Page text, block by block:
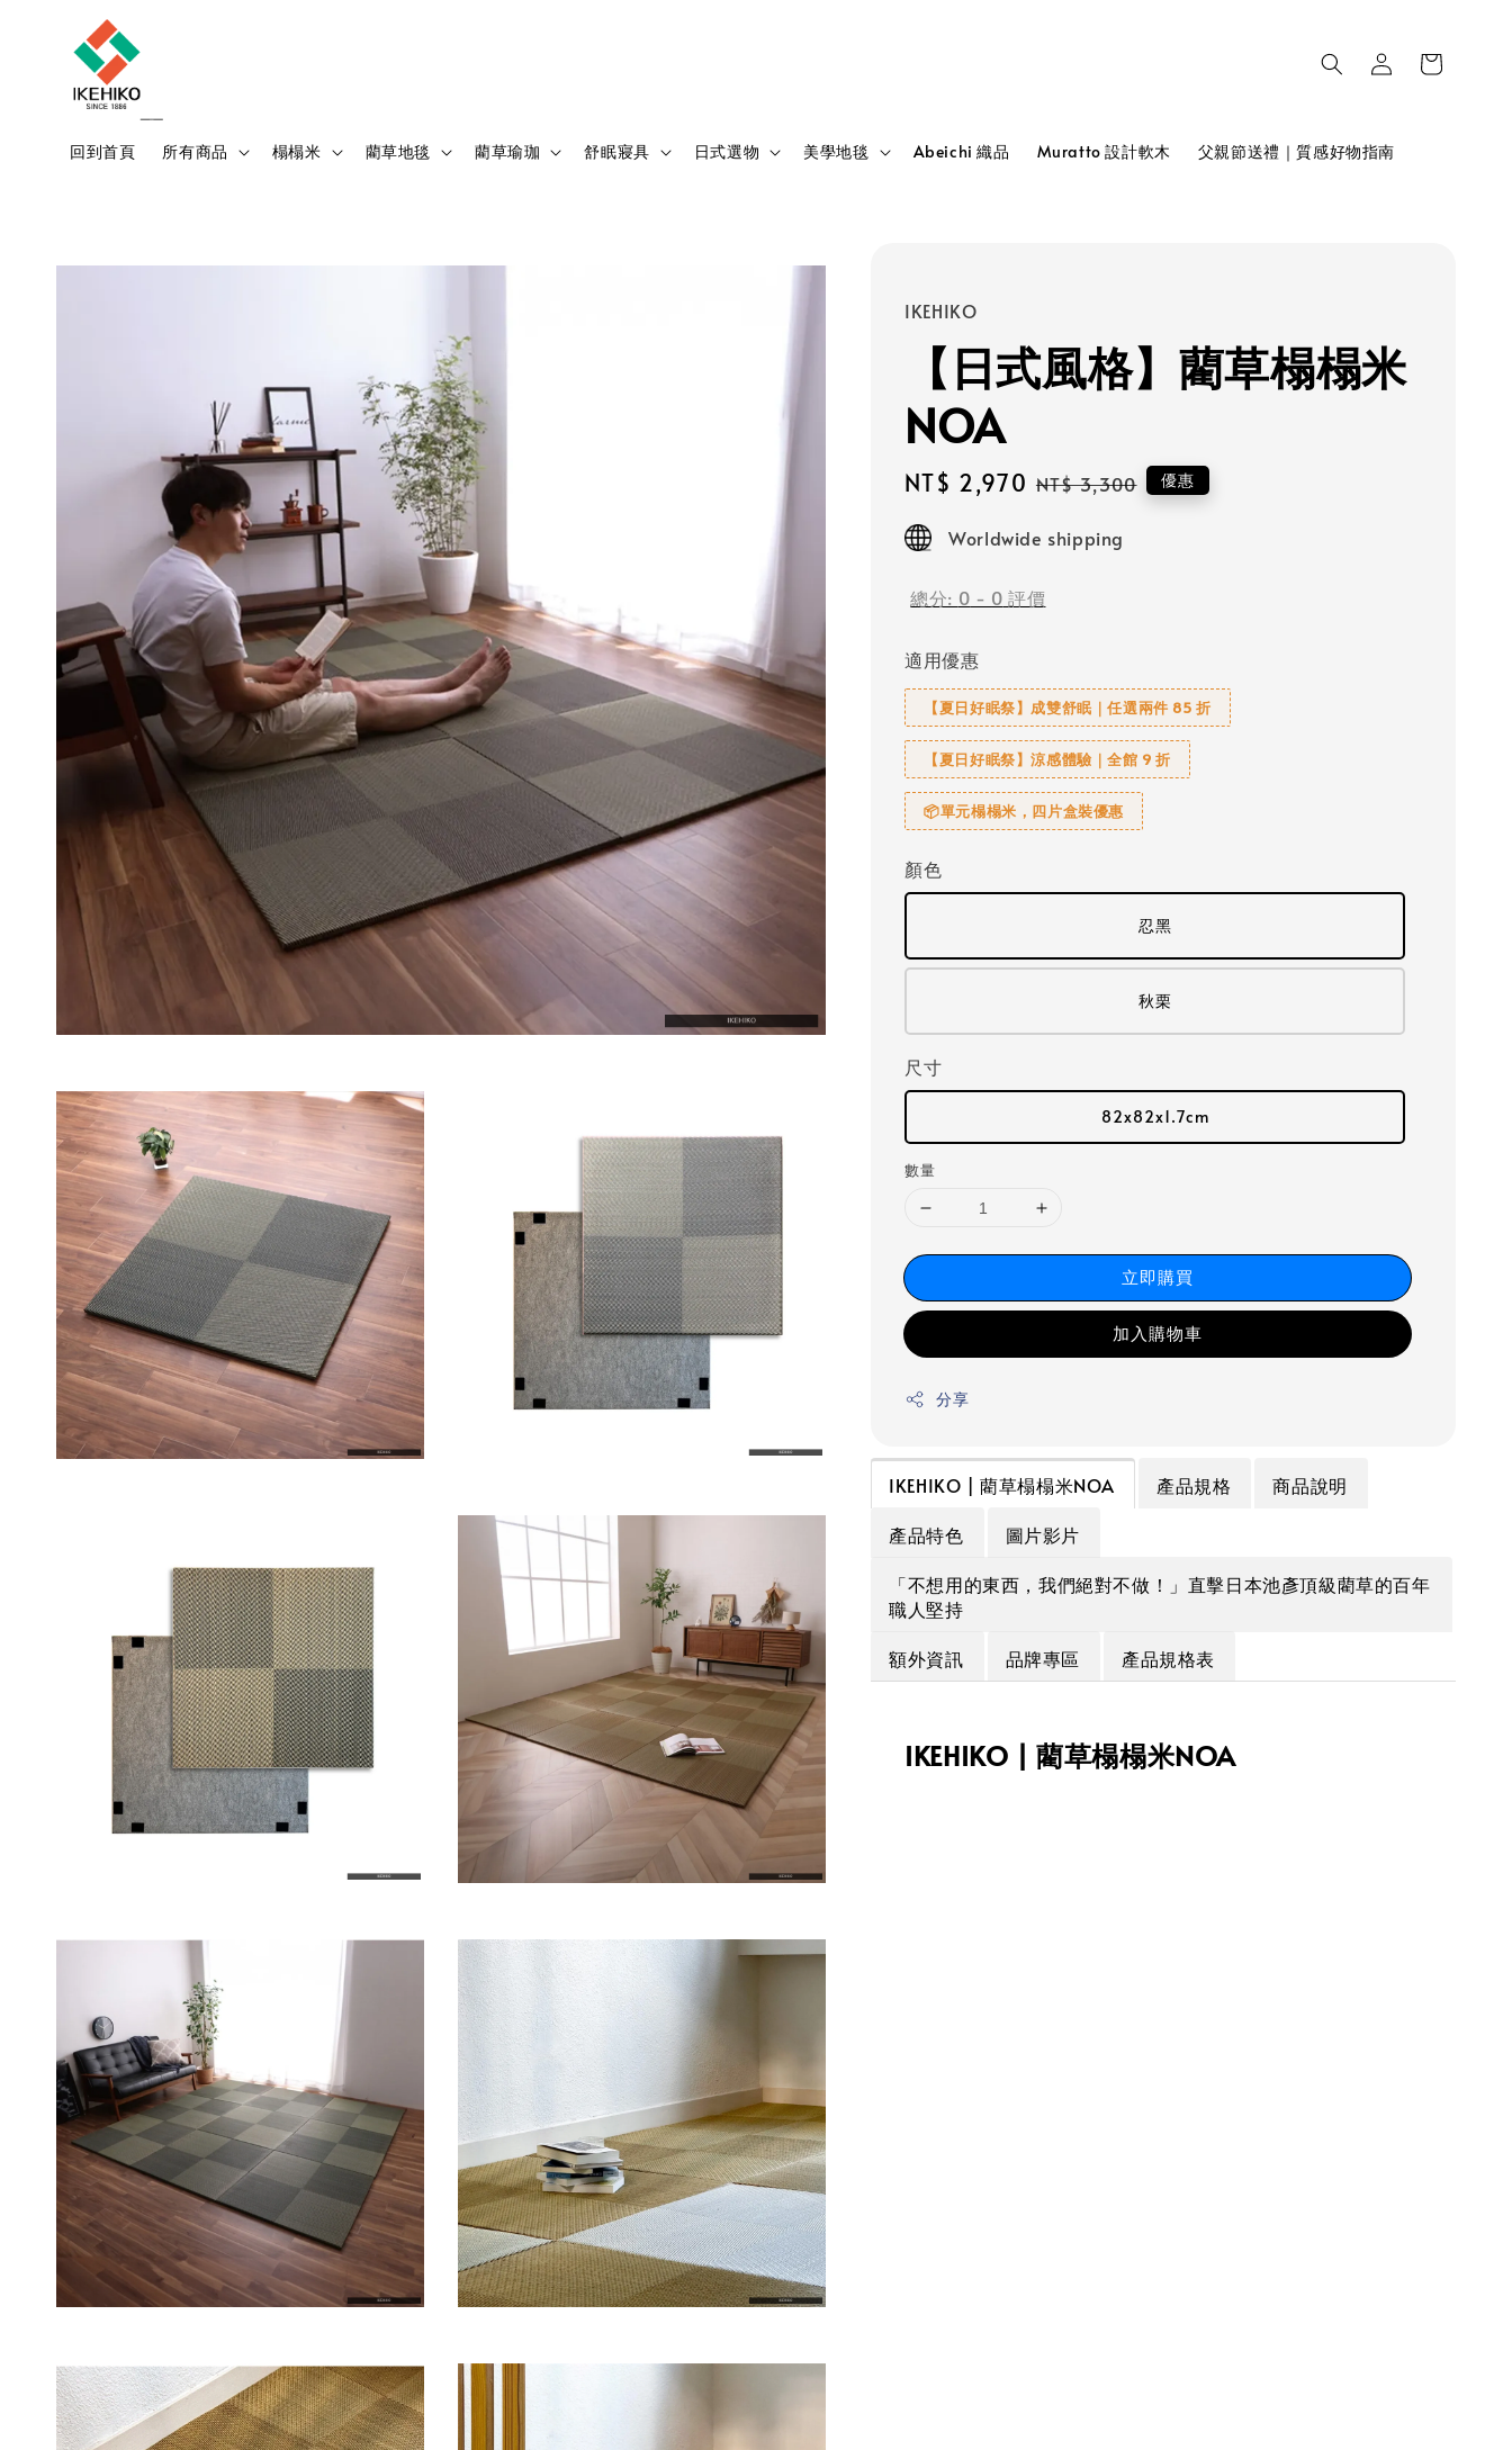
回到首頁 所有商品 榻榻米 藺草地毯 藺草瑜珈 舒眠寢具 日式選物 美學地毯 Abeichi 織品 Muratto 設計軟木 父親節送禮｜質感好物指南
IKEHIKO
【日式風格】藺草榻榻米
NOA
Sale
price
NT$ 2,970 Regular
NT$ 3,300 優惠
Worldwide shipping
總分: 0 - 0 評價
適用優惠
【夏日好眠祭】成雙舒眠｜任選兩件 85 折
【夏日好眠祭】涼感體驗｜全館 9 折
📦單元榻榻米，四片盒裝優惠
顏色
忍黑
秋栗
尺寸
82x82x1.7cm
數量
立即購買
加入購物車
分享
IKEHIKO | 藺草榻榻米NOA 產品規格
商品說明
產品特色
圖片影片
「不想用的東西，我們絕對不做！」直擊日本池彥頂級藺草的百年
職人堅持
額外資訊
品牌專區 產品規格表
IKEHIKO | 藺草榻榻米NOA